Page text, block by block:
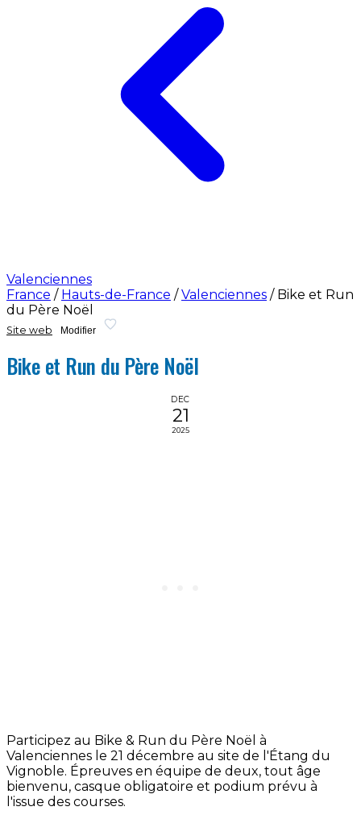
Valenciennes
France / Hauts-de-France / Valenciennes / Bike et Run
du Père Noël
Site web Modifier
Bike et Run du Père Noël
DEC
21
2025
Participez au Bike & Run du Père Noël à
Valenciennes le 21 décembre au site de l'Étang du
Vignoble. Épreuves en équipe de deux, tout âge
bienvenu, casque obligatoire et podium prévu à
l'issue des courses.